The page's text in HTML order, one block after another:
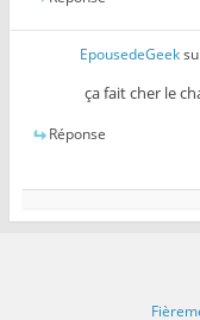
EpousedeGeek
ça fait cher le
Réponse